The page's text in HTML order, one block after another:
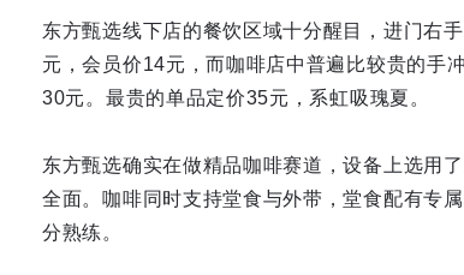
东方甄选线下店的餐饮区域十分醒目，进门右
元，会员价14元，而咖啡店中普遍比较贵的手
30元。最贵的单品定价35元，系虹吸瑰夏。
东方甄选确实在做精品咖啡赛道，设备上选用
全面。咖啡同时支持堂食与外带，堂食配有专
分熟练。